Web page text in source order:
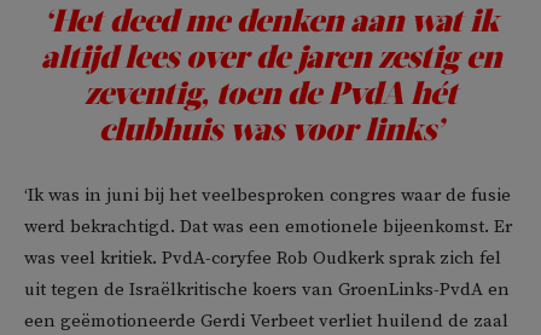
‘Het deed me denken aan wat ik
altijd lees over de jaren zestig en
zeventig, toen de PvdA hét
clubhuis was voor links’
‘Ik was in juni bij het veelbesproken congres waar de fusie
werd bekrachtigd. Dat was een emotionele bijeenkomst. Er
was veel kritiek. PvdA-coryfee Rob Oudkerk sprak zich fel
uit tegen de Israëlkritische koers van GroenLinks-PvdA en
een geëmotioneerde Gerdi Verbeet verliet huilend de zaal